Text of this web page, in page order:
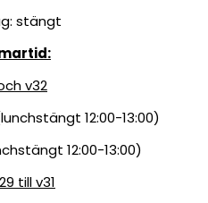
stängt
v32
12:00-13:00)
12:00-13:00)
till v31